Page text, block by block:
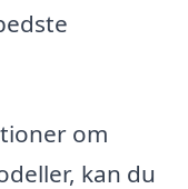
om
kan du